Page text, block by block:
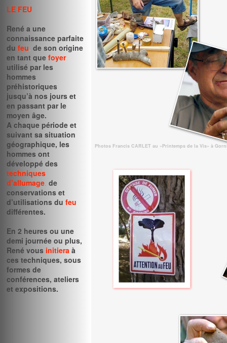
LE FEU
René a une
connaissance parfaite
du feu de son origine
en tant que foyer
utilisé par les
hommes
préhistoriques
jusqu’à nos jours et
en passant par le
moyen âge.
A chaque période et
suivant sa situation
géographique, les
hommes ont
développé des
techniques
d’allumage de
conservations et
d’utilisations du feu
différentes.
En 2 heures ou une
demi journée ou plus,
René vous initiera à
ces techniques, sous
formes de
conférences, ateliers
et expositions.
Photos Francis CARLET au «Printemps de la Vis» à